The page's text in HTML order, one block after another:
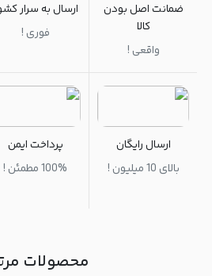
ضمانت اصل بودن
کالا
واقعی !
ارسال به سرار
فوری !
ارسال رایگان
بالای 10 میلیون !
پرداخت ایمن
100% مطمئن !
محصولات